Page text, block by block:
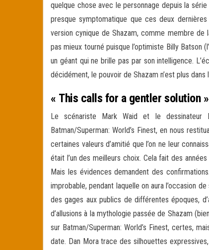
quelque chose avec le personnage depuis la
presque symptomatique que ces deux
version cynique de Shazam, comme membre de
pas mieux tourné puisque l’optimiste Billy Batson
un géant qui ne brille pas par son intelligence.
décidément, le pouvoir de Shazam n’est plus dans
« This calls for a gentler solution »
Le scénariste Mark Waid et le
Batman/Superman: World’s Finest, en nous
certaines valeurs d’amitié que l’on ne leur
était l’un des meilleurs choix. Cela fait des
Mais les évidences demandent des
improbable, pendant laquelle on aura l’occasion
des gages aux publics de différentes époques,
d’allusions à la mythologie passée de Shazam
sur Batman/Superman: World’s Finest, certes,
date. Dan Mora trace des silhouettes